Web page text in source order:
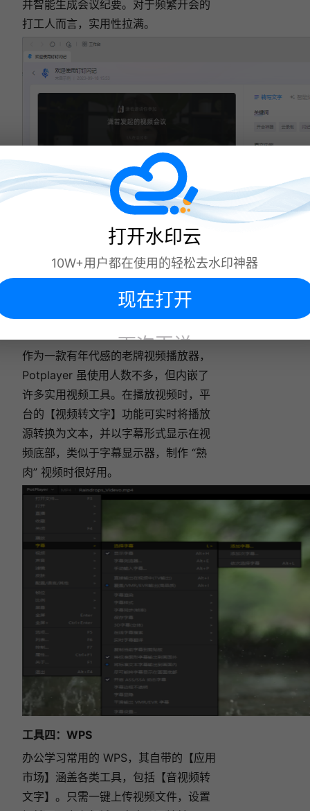
并智能生成会议纪要。对于频繁开会的
打工人而言，实用性拉满。
作为一款有年代感的老牌视频播放器，
Potplayer 虽使用人数不多，但内嵌了
许多实用视频工具。在播放视频时，平
台的【视频转文字】功能可实时将播放
源转换为文本，并以字幕形式显示在视
频底部，类似于字幕显示器，制作 “熟
肉” 视频时很好用。
工具四： WPS
办公学习常用的 WPS，其自带的【应用
市场】涵盖各类工具，包括【音视频转
文字】。只需一键上传视频文件，设置
打开水印云
10W+用户都在使用的轻松去水印神器
现在打开
下次再说